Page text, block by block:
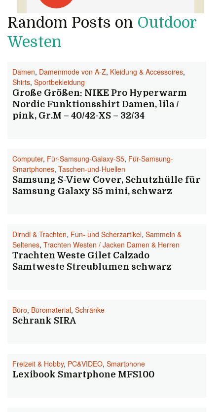
Random Posts on Outdoor
Westen
Damen, Damenmode von A-Z, Kleidung & Accessoires,
Shirts, Sportbekleidung
Große Größen: NIKE Pro Hyperwarm
Nordic Funktionsshirt Damen, lila /
pink, Gr.M – 40/42-XS – 32/34
Computer, Für-Samsung-Galaxy-S5, Für-Samsung-
Smartphones, Taschen-und-Huellen
Samsung S-View Cover, Schutzhülle für
Samsung Galaxy S5 mini, schwarz
Dirndl & Trachten, Fun- und Scherzartikel, Sammeln &
Seltenes, Trachten Westen / Jacken Damen & Herren
Trachten Weste Gilet Calzado
Samtweste Streublumen schwarz
Büro, Büromaterial, Schränke
Schrank SIRA
Freizeit & Hobby, PC&VIDEO, Smartphone
Lexibook Smartphone MFS100